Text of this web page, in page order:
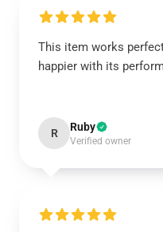
This item works
happier with its
R Ruby
Verified owner